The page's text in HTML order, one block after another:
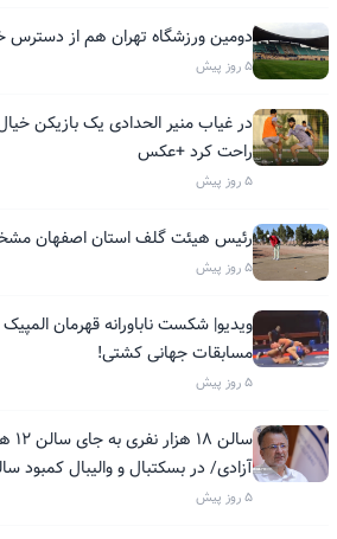
دومین ورزشگاه تهران هم از دسترس
5 روز پیش
در غیاب منیر الحدادی یک بازیکن
راحت کرد +عکس
5 روز پیش
رئیس هیئت گلف استان اصفهان
5 روز پیش
ویدیو| شکست ناباورانه قهرمان
مسابقات جهانی کشتی!
5 روز پیش
آزادی/ در بسکتبال و والیبال کمبود
5 روز پیش